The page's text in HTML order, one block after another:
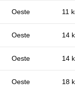
Oeste 11
Oeste 14
Oeste 14
Oeste 18